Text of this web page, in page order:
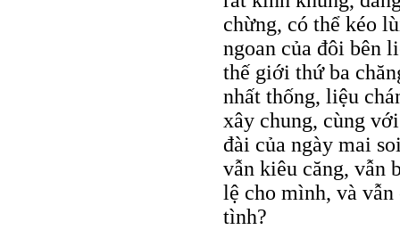
chừng, có thể kéo
ngoan của đôi bên
thế giới thứ ba
nhất thống, liệu
xây chung, cùng
đài của ngày mai
vẫn kiêu căng, vẫn
lệ cho mình, và
tình?